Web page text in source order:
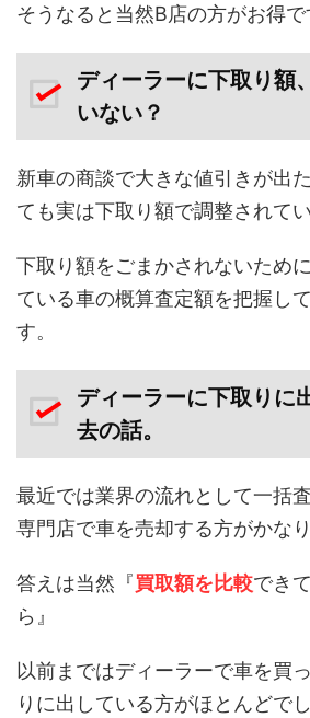
そうなると当然B店の方がお得で
ディーラーに下取り額
いない？
新車の商談で大きな値引きが出
ても実は下取り額で調整されて
下取り額をごまかされないため
ている車の概算査定額を把握し
す。
ディーラーに下取りに
去の話。
最近では業界の流れとして一括
専門店で車を売却する方がかな
答えは当然『買取額を比較でき
ら』
以前まではディーラーで車を買
りに出している方がほとんどで